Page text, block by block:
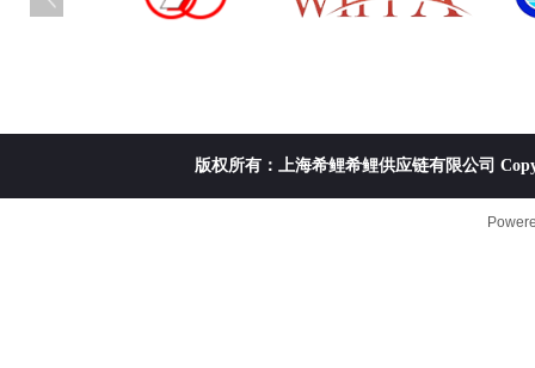
版权所有：上海希鲤希鲤供应链有限公司